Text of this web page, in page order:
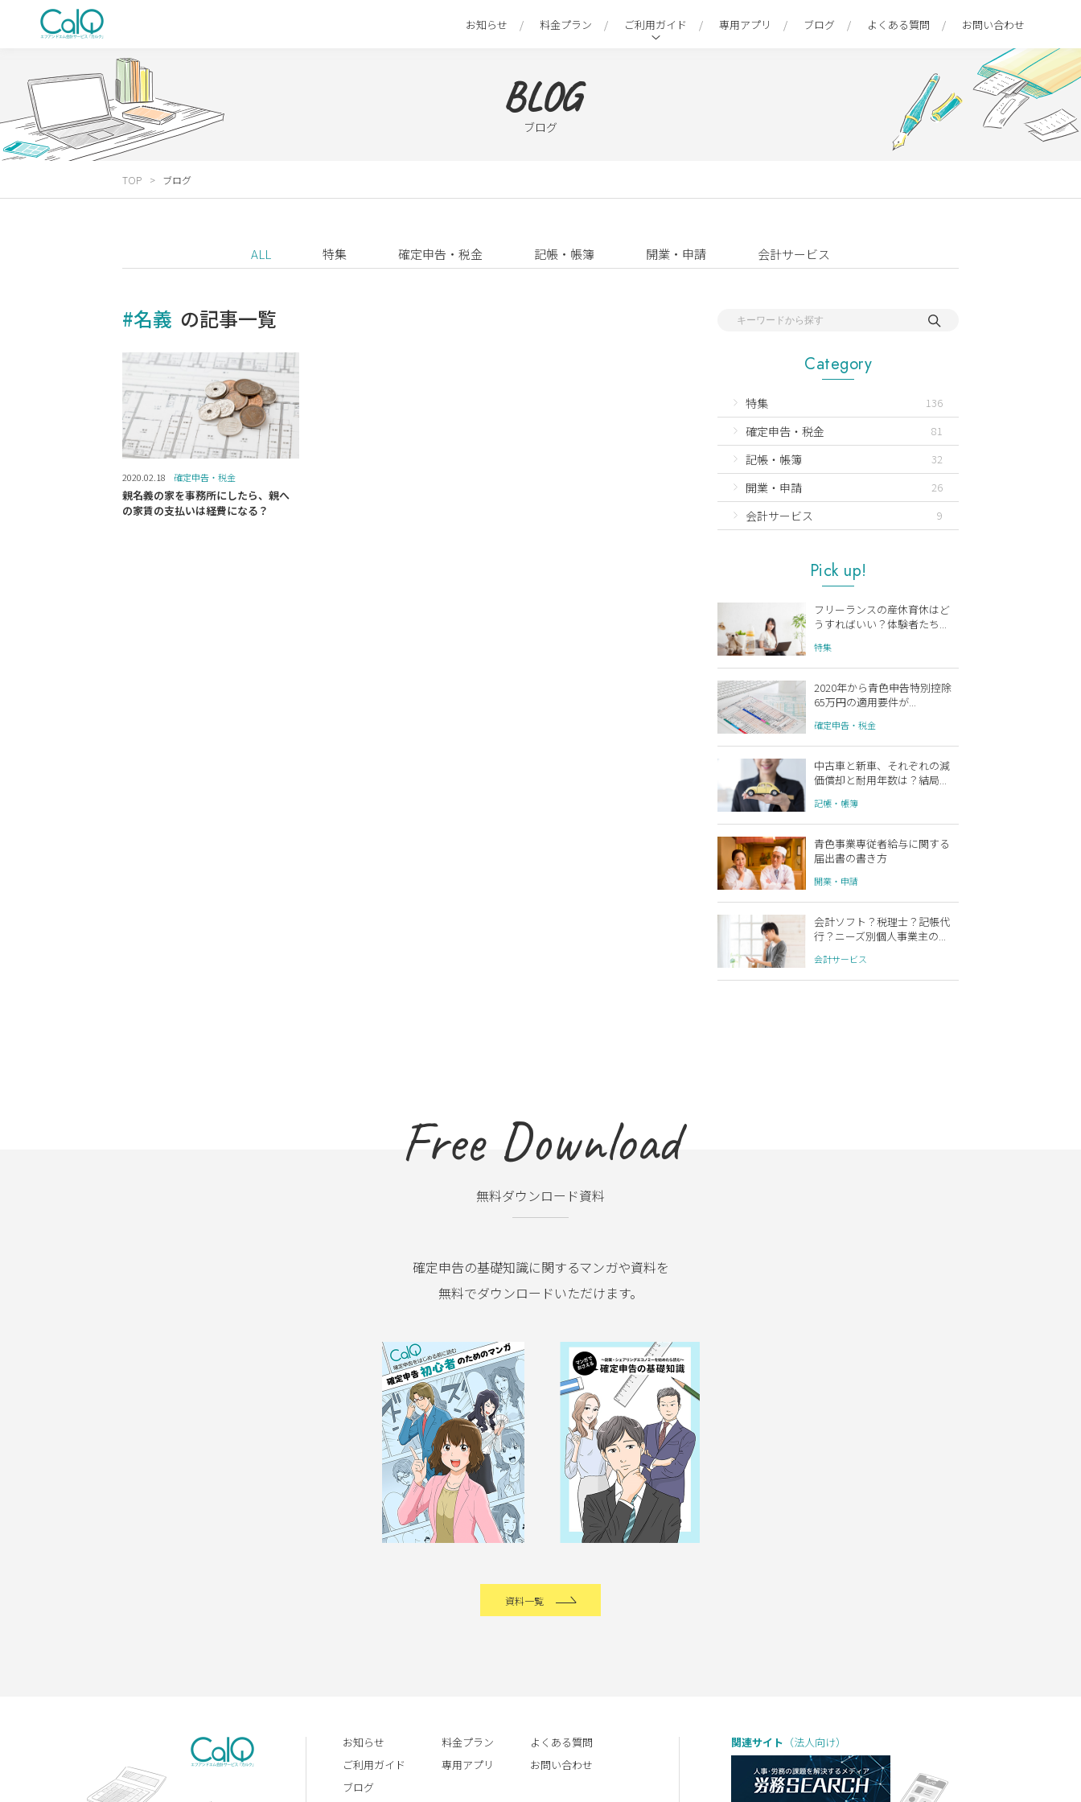
お知らせ 料金プラン ご利用ガイド 専用アプリ ブログ よくある質問 お問い合わせ
BLOG
ブログ
TOP ブログ
ALL 特集 確定申告・税金 記帳・帳簿 開業・申請 会計サービス
#名義 の記事一覧
2020.02.18 確定申告・税金
親名義の家を事務所にしたら、親へ
の家賃の支払いは経費になる？
Category
特集 136
確定申告・税金 81
記帳・帳簿 32
開業・申請 26
会計サービス 9
Pick up!
フリーランスの産休育休はど
うすればいい？体験者たち...
特集
2020年から青色申告特別控除
65万円の適用要件が...
確定申告・税金
中古車と新車、それぞれの減
価償却と耐用年数は？結局...
記帳・帳簿
青色事業専従者給与に関する
届出書の書き方
開業・申請
会計ソフト？税理士？記帳代
行？ニーズ別個人事業主の...
会計サービス
Free Download
無料ダウンロード資料
確定申告の基礎知識に関するマンガや資料を
無料でダウンロードいただけます。
資料一覧
お知らせ
ご利用ガイド
ブログ
料金プラン
専用アプリ
よくある質問
お問い合わせ
関連サイト （法人向け）